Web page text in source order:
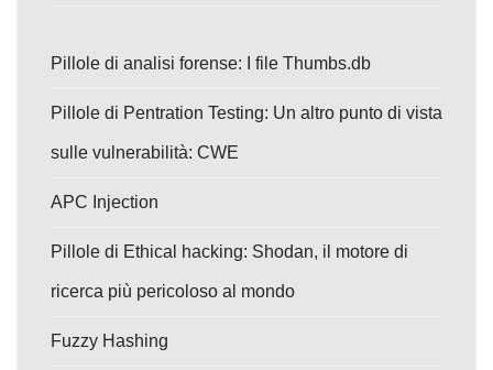
Pillole di analisi forense: I file Thumbs.db
Pillole di Pentration Testing: Un altro punto di vista
sulle vulnerabilità: CWE
APC Injection
Pillole di Ethical hacking: Shodan, il motore di
ricerca più pericoloso al mondo
Fuzzy Hashing